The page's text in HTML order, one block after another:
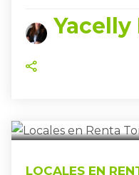
LOCALES EN